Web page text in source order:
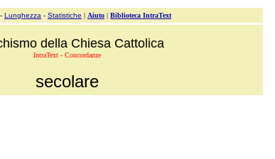
- Lunghezza - Statistiche | Aiuto | Biblioteca IntraText
della Chiesa Cattolica
IntraText - Concordanze
secolare